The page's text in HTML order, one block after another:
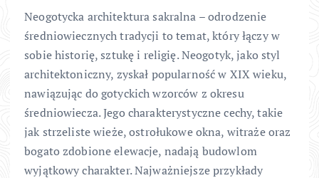
Neogotycka architektura sakralna – odrodzenie
średniowiecznych tradycji to temat, który łączy w
sobie historię, sztukę i religię. Neogotyk, jako styl
architektoniczny, zyskał popularność w XIX wieku,
nawiązując do gotyckich wzorców z okresu
średniowiecza. Jego charakterystyczne cechy, takie
jak strzeliste wieże, ostrołukowe okna, witraże oraz
bogato zdobione elewacje, nadają budowlom
wyjątkowy charakter. Najważniejsze przykłady